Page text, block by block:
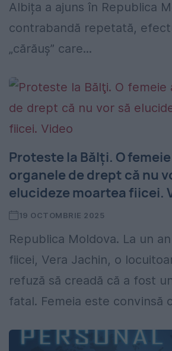
Albița a ajuns în Republica
contrabandă repetată,
„cărăuș” care...
Proteste la Bălţi. O
organele de drept că nu
elucideze moartea fiicei.
19 OCTOMBRIE 2025
Republica Moldova. La un
fiicei, Vera Jachin, o
refuză să creadă că a fost
fatal. Femeia este convinsă